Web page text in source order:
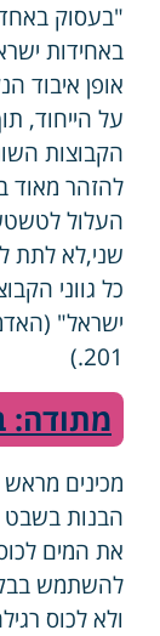
"בעסוק
באחידות
אופן איבוד
על הייחוד,
הקבוצות
להזהר מאוד
העלול
שני,לא לתת
כל גווני
ישראל"
201.)
מתודה:
מכינים
הבנות בשבט
את המים
להשתמש
ולא לכוס